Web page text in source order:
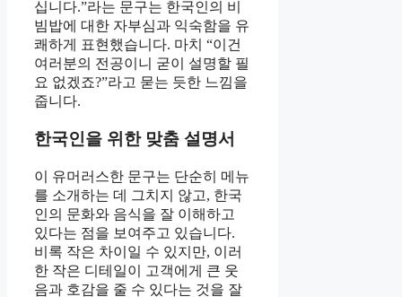
십니다.”라는 문구는 한국인의 비
빔밥에 대한 자부심과 익숙함을 유
쾌하게 표현했습니다. 마치 “이건
여러분의 전공이니 굳이 설명할 필
요 없겠죠?”라고 묻는 듯한 느낌을
줍니다.
한국인을 위한 맞춤 설명서
이 유머러스한 문구는 단순히 메뉴
를 소개하는 데 그치지 않고, 한국
인의 문화와 음식을 잘 이해하고
있다는 점을 보여주고 있습니다.
비록 작은 차이일 수 있지만, 이러
한 작은 디테일이 고객에게 큰 웃
음과 호감을 줄 수 있다는 것을 잘